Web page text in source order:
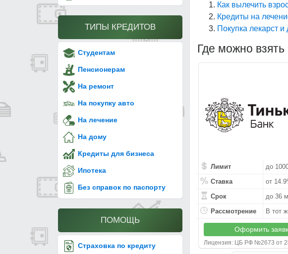
ТИПЫ КРЕДИТОВ
Студентам
Пенсионерам
На ремонт
На покупку авто
На лечение
На дому
Кредиты для бизнеса
Ипотека
Без справок по паспорту
ПОМОЩЬ
Страховка по кредиту
Как вылечить
Кредиты на
Покупка лекарст и
Где можно взять
Лимит
до
Ставка
от
Срок
до 36
Рассмотрение
В тот
Оформить
Лицензия: ЦБ РФ №2673 от